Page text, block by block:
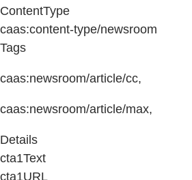
ContentType
caas:content-type/newsroom
Tags
caas:newsroom/article/cc,
caas:newsroom/article/max,
Details
cta1Text
cta1URL